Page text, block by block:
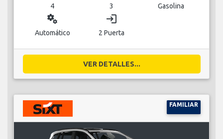
4 3 Gasolina
miscellaneous_services
Automático
login
2 Puerta
VER DETALLES...
FAMILIAR